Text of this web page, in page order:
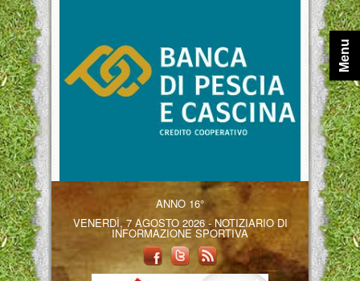
ANNO 16°
VENERDÌ, 7 AGOSTO 2026 - NOTIZIARIO DI
INFORMAZIONE SPORTIVA
Menu